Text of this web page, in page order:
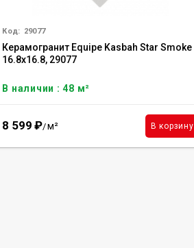
Код: 29077
Керамогранит Equipe Kasbah Star Smoke
16.8x16.8, 29077
В наличии : 48 м²
8 599 ₽/м² В корзину